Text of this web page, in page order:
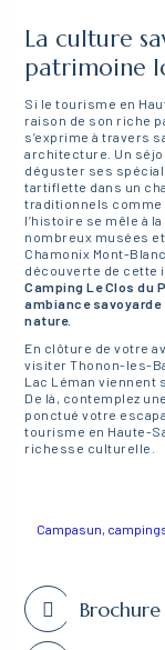
La culture
patrimoine
Si le tourisme en
raison de son riche
s’exprime à travers
architecture. Un
déguster ses
tartiflette dans un
traditionnels comme
l’histoire se mêle à
nombreux musées
Chamonix Mont-
découverte de cette
Camping Le Clos du
ambiance
nature.
En clôture de votre
visiter Thonon-les-
Lac Léman viennent
De là, contemplez
ponctué votre
tourisme en Haute-
richesse culturelle.
Campasun,